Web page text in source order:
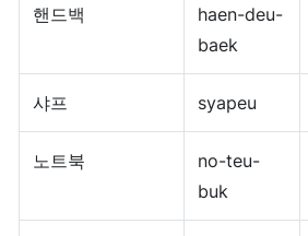
핸드백
haen-deu-
baek
샤프 syapeu
노트북
no-teu-
buk